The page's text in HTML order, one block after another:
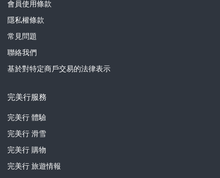
會員使用條款
隱私權條款
常見問題
聯絡我們
基於對特定商戶交易的法律表示
完美行服務
完美行體驗
完美行滑雪
完美行購物
完美行旅遊情報